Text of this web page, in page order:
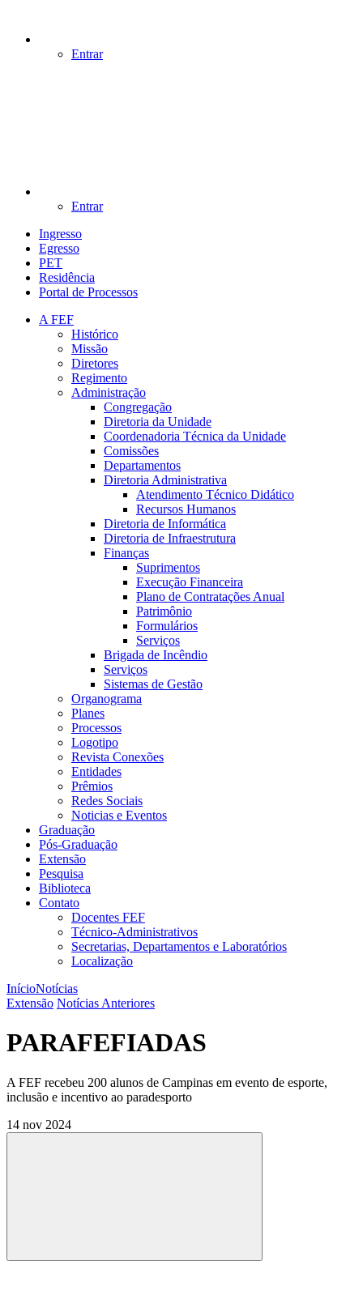
Entrar
Entrar
Ingresso
Egresso
PET
Residência
Portal de Processos
A FEF
Histórico
Missão
Diretores
Regimento
Administração
Congregação
Diretoria da Unidade
Coordenadoria Técnica da Unidade
Comissões
Departamentos
Diretoria Administrativa
Atendimento Técnico Didático
Recursos Humanos
Diretoria de Informática
Diretoria de Infraestrutura
Finanças
Suprimentos
Execução Financeira
Plano de Contratações Anual
Patrimônio
Formulários
Serviços
Brigada de Incêndio
Serviços
Sistemas de Gestão
Organograma
Planes
Processos
Logotipo
Revista Conexões
Entidades
Prêmios
Redes Sociais
Noticias e Eventos
Graduação
Pós-Graduação
Extensão
Pesquisa
Biblioteca
Contato
Docentes FEF
Técnico-Administrativos
Secretarias, Departamentos e Laboratórios
Localização
InícioNotícias
Extensão Notícias Anteriores
PARAFEFIADAS
A FEF recebeu 200 alunos de Campinas em evento de esporte,
inclusão e incentivo ao paradesporto
14 nov 2024
Compartilhar